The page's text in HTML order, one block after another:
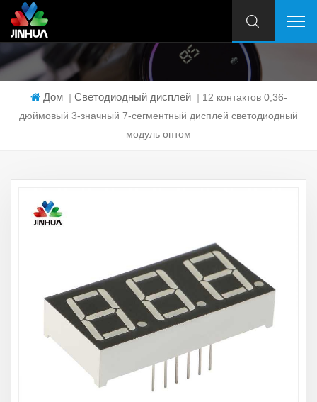
Дом | Светодиодный дисплей | 12 контактов 0,36-
дюймовый 3-значный 7-сегментный дисплей светодиодный
модуль оптом